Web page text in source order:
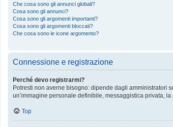
Che cosa sono gli annunci globali?
Cosa sono gli annunci?
Cosa sono gli argomenti importanti?
Cosa sono gli argomenti bloccati?
Che cosa sono le icone argomento?
Connessione e registrazione
Perché devo registrarmi?
Potresti non averne bisogno: dipende dagli amministratori
un’immagine personale definibile, messaggistica privata,
Top